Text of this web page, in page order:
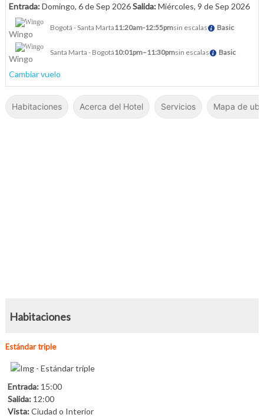
Entrada:Domingo, 6 de Sep 2026Salida:Miércoles, 9 de Sep 2026
Wingo
Bogotá - Santa Marta11:20am-12:55pmsin escalas Basic
Wingo
Santa Marta - Bogotá10:01pm–11:30pmsin escalas Basic
Cambiar vuelo
Habitaciones Acerca del Hotel Servicios Mapa de
Habitaciones
Estándar triple
Entrada: 15:00
Salida: 12:00
Vista:Ciudad o Interior